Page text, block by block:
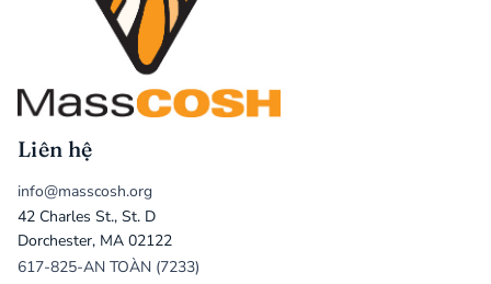
Liên hệ
info@masscosh.org
42 Charles St., St. D
Dorchester, MA 02122
617-825-AN TOÀN (7233)